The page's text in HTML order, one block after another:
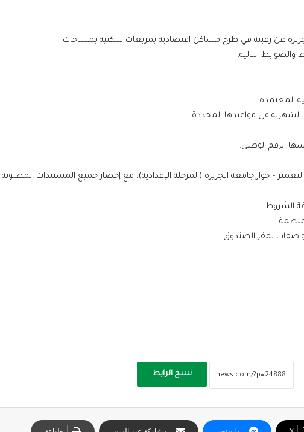
عن رغبته في طرح مساكن اقتصادية بمربعات سكنية بمساحات
المعتمدة.
الشهرية في مواعيدها المحددة.
الرقم الوطني.
– جوار جامعة الجزيرة (المرحلة الإعدادية)، مع إحضار جميع المستندات المطلوبة.
الشروط.
بمقر الصندوق.
نسخ الرابط